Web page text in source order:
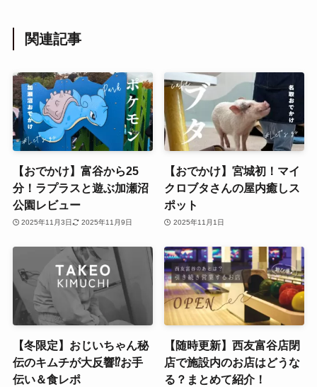
関連記事
【おでかけ】富谷から25
分！ラプラスと遊ぶ加瀬沼
公園レビュー
2025年11月3日 2025年11月9日
【おでかけ】宮城初！マイ
クロブタさんの屋内癒しス
ポット
2025年11月1日
【冬限定】おじいちゃん秘
伝のキムチが大反響⁉お手
伝い＆食レポ
【随時更新】西友富谷店閉
店で施設内のお店はどうな
る？まとめて紹介！